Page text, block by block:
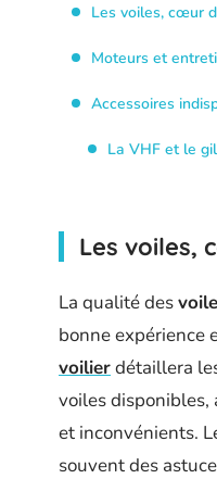
Les voiles, cœur
Moteurs et
Accessoires
La VHF et le
Les voiles,
La qualité des
bonne expérience
voilierdétaillera
voiles disponibles,
et inconvénients.
souvent des